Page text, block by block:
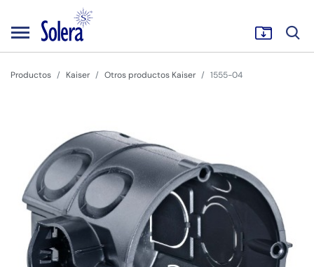
Productos Kaiser Otros productos Kaiser 1555-04